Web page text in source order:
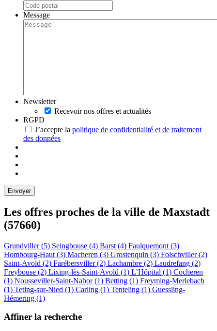
Message
Newsletter
Recevoir nos offres et actualités
RGPD
J’accepte la politique de confidentialité et de traitement
des données
Les offres proches de la ville de Maxstadt
(57660)
Grundviller (5) Seingbouse (4) Barst (4) Faulquemont (3)
Hombourg-Haut (3) Macheren (3) Grostenquin (3) Folschviller (2)
Saint-Avold (2) Farébersviller (2) Lachambre (2) Laudrefang (2)
Freybouse (2) Lixing-lès-Saint-Avold (1) L’Hôpital (1) Cocheren
(1) Nousseviller-Saint-Nabor (1) Betting (1) Freyming-Merlebach
(1) Teting-sur-Nied (1) Carling (1) Tenteling (1) Guessling-
Hémering (1)
Affiner la recherche